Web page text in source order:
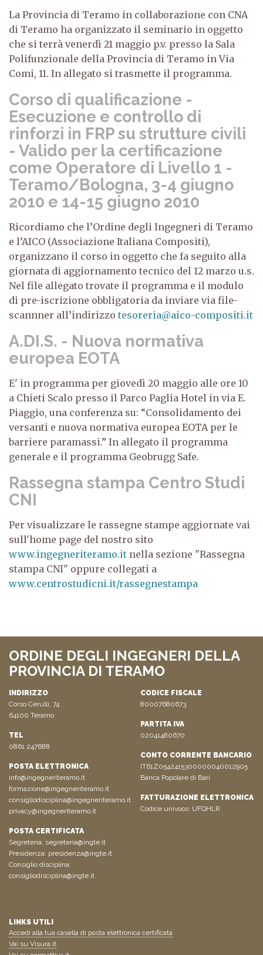
La Provincia di Teramo in collaborazione con CNA
di Teramo ha organizzato il seminario in oggetto
che si terrà venerdì 21 maggio p.v. presso la Sala
Polifunzionale della Provincia di Teramo in Via
Comi, 11. In allegato si trasmette il programma.
Corso di qualificazione -
Esecuzione e controllo di
rinforzi in FRP su strutture civili
- Valido per la certificazione
come Operatore di Livello 1 -
Teramo/Bologna, 3-4 giugno
2010 e 14-15 giugno 2010
Ricordiamo che l’Ordine degli Ingegneri di Teramo
e l’AICO (Associazione Italiana Compositi),
organizzano il corso in oggetto che fa seguito alla
giornata di aggiornamento tecnico del 12 marzo u.s.
Nel file allegato trovate il programma e il modulo
di pre-iscrizione obbligatoria da inviare via file-
scannner all’indirizzo tesoreria@aico-compositi.it
A.DI.S. - Nuova normativa
europea EOTA
E' in programma per giovedì 20 maggio alle ore 10
a Chieti Scalo presso il Parco Paglia Hotel in via E.
Piaggio, una conferenza su: “Consolidamento dei
versanti e nuova normativa europea EOTA per le
barriere paramassi.” In allegato il programma
generale e il programma Geobrugg Safe.
Rassegna stampa Centro Studi
CNI
Per visualizzare le rassegne stampe aggiornate vai
sull'home page del nostro sito
www.ingegneriteramo.it nella sezione "Rassegna
stampa CNI" oppure collegati a
www.centrostudicni.it/rassegnestampa
ORDINE DEGLI INGEGNERI DELLA
PROVINCIA DI TERAMO
INDIRIZZO
Corso Cerulli, 74
64100 Teramo
TEL
0861 247688
POSTA ELETTRONICA
info@ingegneriteramo.it
formazione@ingegneriteramo.it
consigliodisciplina@ingegneriteramo.it
privacy@ingegneriteramo.it
POSTA CERTIFICATA
Segreteria: segreteria@ingte.it
Presidenza: presidenza@ingte.it
Consiglio disciplina:
consigliodisciplina@ingte.it
CODICE FISCALE
80007680673
PARTITA IVA
02041480670
CONTO CORRENTE BANCARIO
IT61Z0542415300000040012905
Banca Popolare di Bari
FATTURAZIONE ELETTRONICA
Codice univoco: UFQHLR
LINKS UTILI
Accedi alla tua casella di posta elettronica certificata
Vai su Visura.it